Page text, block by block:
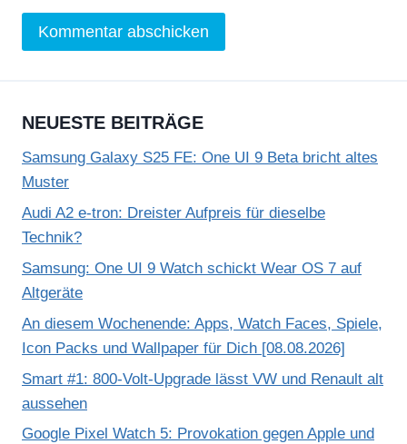
NEUESTE BEITRÄGE
Samsung Galaxy S25 FE: One UI 9 Beta bricht altes
Muster
Audi A2 e-tron: Dreister Aufpreis für dieselbe
Technik?
Samsung: One UI 9 Watch schickt Wear OS 7 auf
Altgeräte
An diesem Wochenende: Apps, Watch Faces, Spiele,
Icon Packs und Wallpaper für Dich [08.08.2026]
Smart #1: 800-Volt-Upgrade lässt VW und Renault alt
aussehen
Google Pixel Watch 5: Provokation gegen Apple und